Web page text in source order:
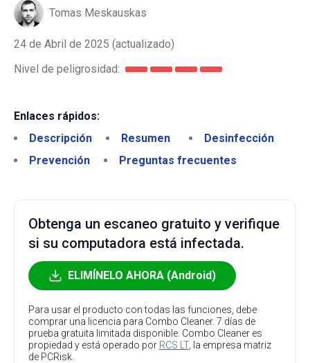
Tomas Meskauskas
24 de Abril de 2025 (actualizado)
Nivel de peligrosidad:
Enlaces rápidos:
Descripción
Resumen
Desinfección
Prevención
Preguntas frecuentes
Obtenga un escaneo gratuito y verifique
si su computadora está infectada.
ELIMÍNELO AHORA (Android)
Para usar el producto con todas las funciones, debe
comprar una licencia para Combo Cleaner. 7 días de
prueba gratuita limitada disponible. Combo Cleaner es
propiedad y está operado por RCS LT, la empresa matriz
de PCRisk.